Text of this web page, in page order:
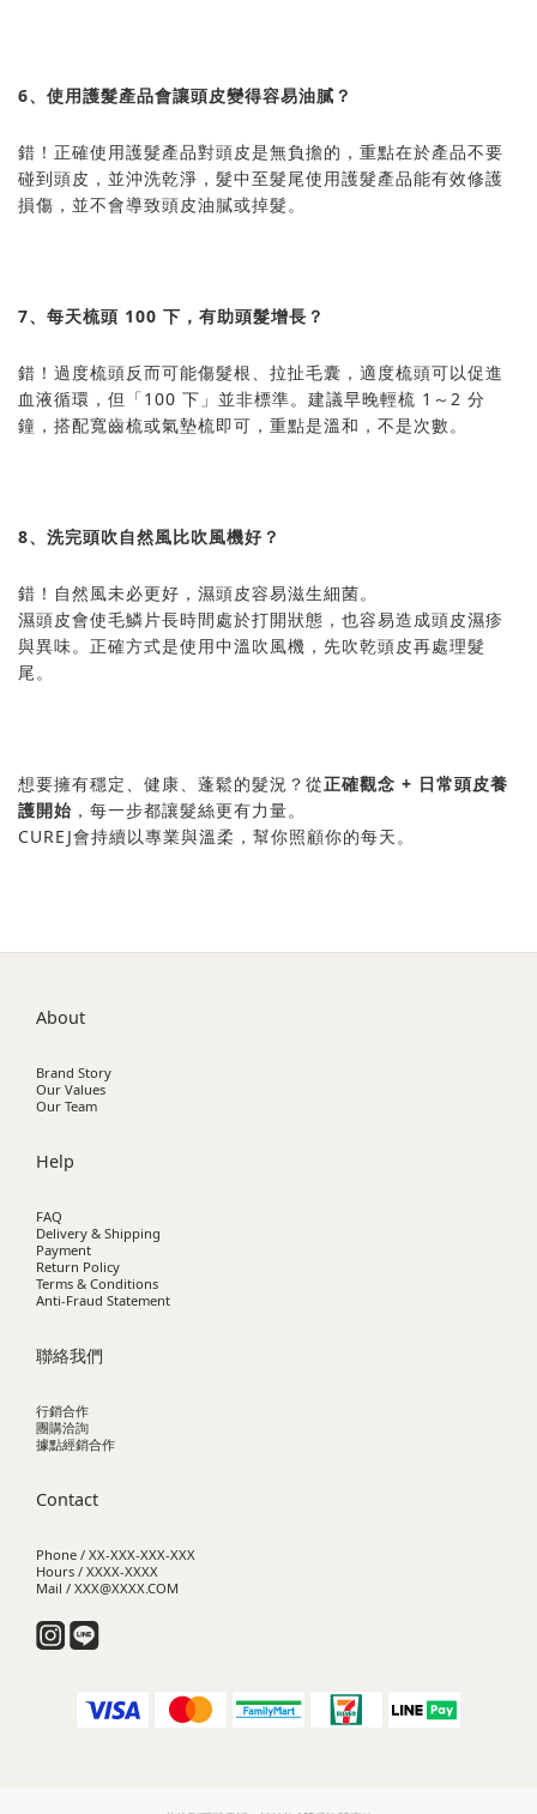
6、使用護髮產品會讓頭皮變得容易油膩？
錯！正確使用護髮產品對頭皮是無負擔的，重點在於產品不要
碰到頭皮，並沖洗乾淨，髮中至髮尾使用護髮產品能有效修護
損傷，並不會導致頭皮油膩或掉髮。
7、每天梳頭 100 下，有助頭髮增長？
錯！過度梳頭反而可能傷髮根、拉扯毛囊，適度梳頭可以促進
血液循環，但「100 下」並非標準。建議早晚輕梳 1～2 分
鐘，搭配寬齒梳或氣墊梳即可，重點是溫和，不是次數。
8、洗完頭吹自然風比吹風機好？
錯！自然風未必更好，濕頭皮容易滋生細菌。
濕頭皮會使毛鱗片長時間處於打開狀態，也容易造成頭皮濕疹
與異味。正確方式是使用中溫吹風機，先吹乾頭皮再處理髮
尾。
想要擁有穩定、健康、蓬鬆的髮況？從正確觀念 + 日常頭皮養
護開始 ，每一步都讓髮絲更有力量。
CUREJ會持續以專業與溫柔，幫你照顧你的每天。
About
Brand Story
Our Values
Our Team
Help
FAQ
Delivery & Shipping
Payment
Return Policy
Terms & Conditions
Anti-Fraud Statement
聯絡我們
行銷合作
團購洽詢
據點經銷合作
Contact
Phone / XX-XXX-XXX-XXX
Hours / XXXX-XXXX
Mail / XXX@XXXX.COM